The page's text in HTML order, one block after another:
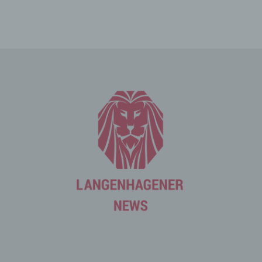
Der für die Verarbeitung Verantwortliche erteilt jeder
betroffenen Person jederzeit auf Anfrage Auskunft
darüber, welche personenbezogenen Daten über die
betroffene Person gespeichert sind. Ferner berichtigt
oder löscht der für die Verarbeitung Verantwortliche
betroffenen Person, soweit dem keine gesetzlichen
Aufbewahrungspflichten entgegenstehen. Die
Gesamtheit der Mitarbeiter des für die Verarbeitung